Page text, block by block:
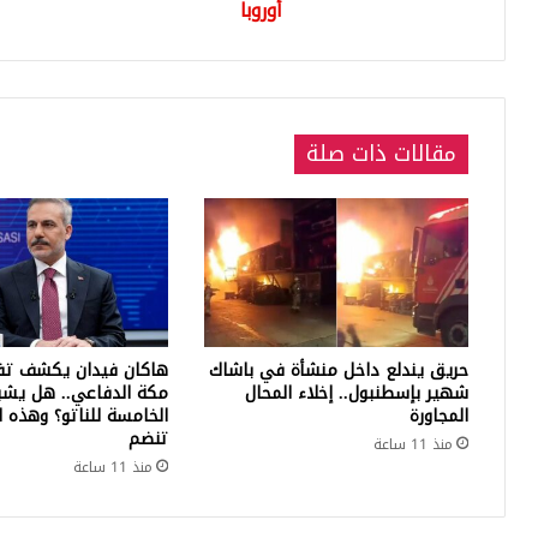
أوروبا
مقالات ذات صلة
حريق يندلع داخل منشأة في باشاك
شهير بإسطنبول.. إخلاء المحال
المجاورة
منذ 11 ساعة
هاكان فيدان يكشف
مكة الدفاعي.. هل
الخامسة للناتو؟
تنضم
منذ 11 ساعة